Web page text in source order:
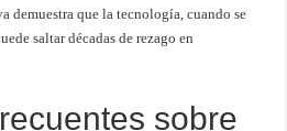
demuestra que la tecnología, cuando se
saltar décadas de rezago en
sobre